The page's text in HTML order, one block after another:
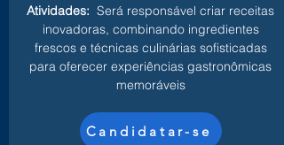
Atividades: Será responsável criar receitas
inovadoras, combinando ingredientes
frescos e técnicas culinárias sofisticadas
para oferecer experiências gastronômicas
memoráveis
Candidatar-se